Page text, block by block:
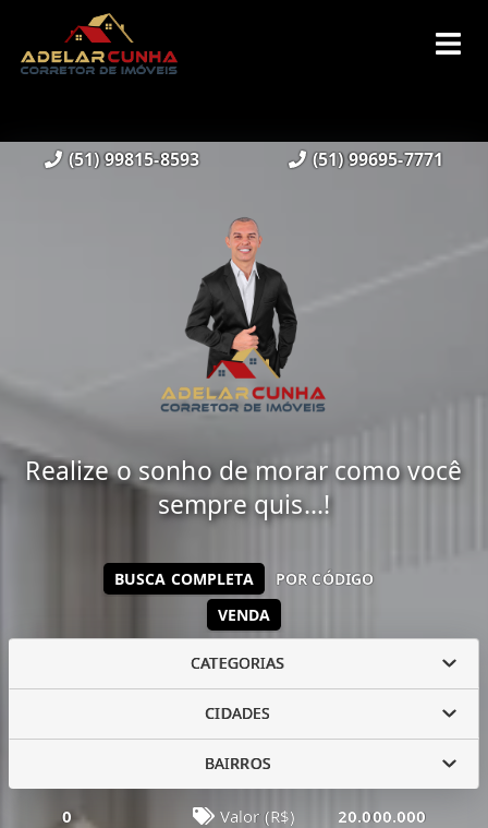
(51) 99815-8593 (51) 99695-7771
Realize o sonho de morar como você
sempre quis...!
VENDA
BUSCA COMPLETA POR CÓDIGO
CATEGORIAS
CIDADES
BAIRROS
0 Valor (R$) 20.000.000